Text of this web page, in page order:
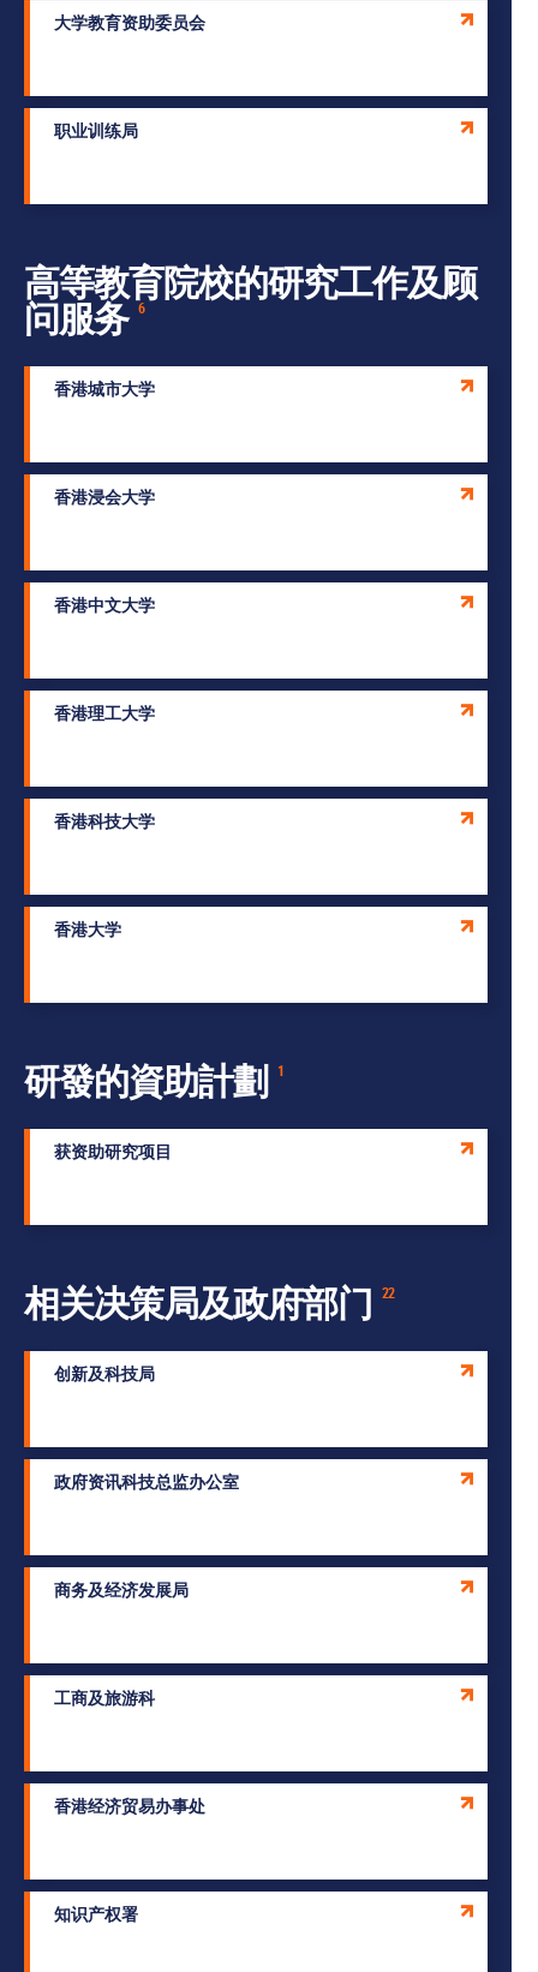
跳
至
内
容
到
查
的
兴
跳
脚
大学教育资助委员会
职业训练局
高等教育院校的研究工作及顾
问服务 6
香港城市大学
香港浸会大学
香港中文大学
香港理工大学
香港科技大学
香港大学
研發的資助計劃 1
获资助研究项目
相关决策局及政府部门 22
创新及科技局
政府资讯科技总监办公室
商务及经济发展局
工商及旅游科
香港经济贸易办事处
知识产权署